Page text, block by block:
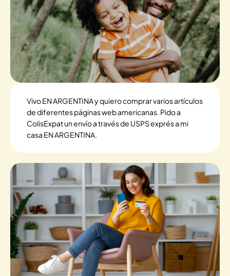
Vivo EN ARGENTINA y quiero comprar varios artículos
de diferentes páginas web americanas. Pido a
ColisExpat un envío a través de USPS exprés a mi
casa EN ARGENTINA.